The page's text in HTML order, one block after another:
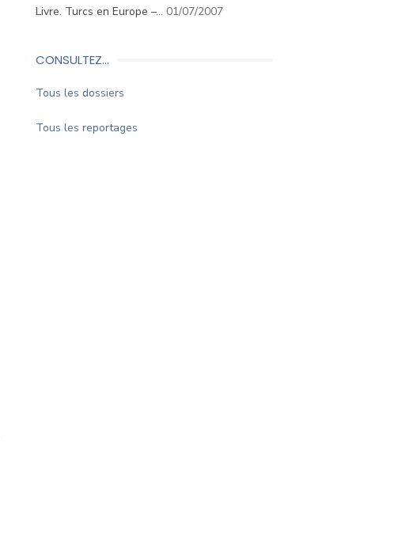
Livre. Turcs en Europe –… 01/07/2007
CONSULTEZ…
Tous les dossiers
Tous les reportages